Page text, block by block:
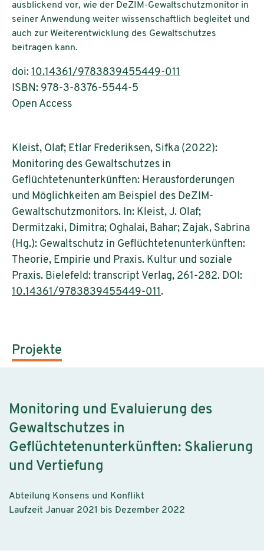
ausblickend vor, wie der DeZIM-Gewaltschutzmonitor in
seiner Anwendung weiter wissenschaftlich begleitet und
auch zur Weiterentwicklung des Gewaltschutzes
beitragen kann.
doi: 10.14361/9783839455449-011
ISBN: 978-3-8376-5544-5
Open Access
Kleist, Olaf; Etlar Frederiksen, Sifka (2022):
Monitoring des Gewaltschutzes in
Geflüchtetenunterkünften: Herausforderungen
und Möglichkeiten am Beispiel des DeZIM-
Gewaltschutzmonitors. In: Kleist, J. Olaf;
Dermitzaki, Dimitra; Oghalai, Bahar; Zajak, Sabrina
(Hg.): Gewaltschutz in Geflüchtetenunterkünften:
Theorie, Empirie und Praxis. Kultur und soziale
Praxis. Bielefeld: transcript Verlag, 261-282. DOI:
10.14361/9783839455449-011.
Projekte
Monitoring und Evaluierung des
Gewaltschutzes in
Geflüchtetenunterkünften: Skalierung
und Vertiefung
Abteilung Konsens und Konflikt
Laufzeit Januar 2021 bis Dezember 2022